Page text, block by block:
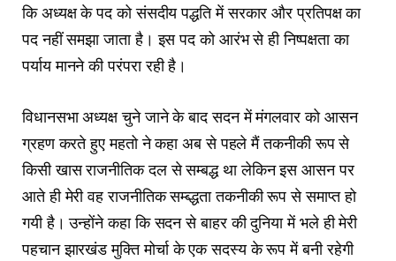
कि अध्यक्ष के पद को संसदीय पद्धति में सरकार और प्रतिपक्ष का
पद नहीं समझा जाता है। इस पद को आरंभ से ही निष्पक्षता का
पर्याय मानने की परंपरा रही है।
विधानसभा अध्यक्ष चुने जाने के बाद सदन में मंगलवार को आसन
ग्रहण करते हुए महतो ने कहा अब से पहले मैं तकनीकी रूप से
किसी खास राजनीतिक दल से सम्बद्ध था लेकिन इस आसन पर
आते ही मेरी वह राजनीतिक सम्ब्द्धता तकनीकी रूप से समाप्त हो
गयी है। उन्होंने कहा कि सदन से बाहर की दुनिया में भले ही मेरी
पहचान झारखंड मुक्ति मोर्चा के एक सदस्य के रूप में बनी रहेगी